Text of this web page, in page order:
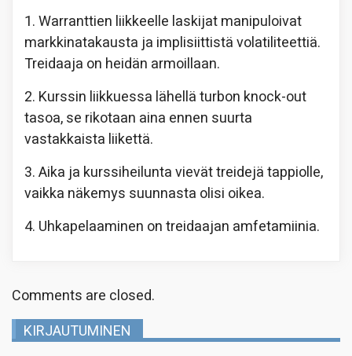
1. Warranttien liikkeelle laskijat manipuloivat
markkinatakausta ja implisiittistä volatiliteettiä.
Treidaaja on heidän armoillaan.
2. Kurssin liikkuessa lähellä turbon knock-out
tasoa, se rikotaan aina ennen suurta
vastakkaista liikettä.
3. Aika ja kurssiheilunta vievät treidejä tappiolle,
vaikka näkemys suunnasta olisi oikea.
4. Uhkapelaaminen on treidaajan amfetamiinia.
Comments are closed.
KIRJAUTUMINEN